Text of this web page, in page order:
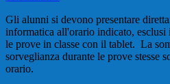
Gli alunni si devono presentare
informatica all'orario indicato,
le prove in classe con il tablet. La
sorveglianza durante le prove stesse
orario.